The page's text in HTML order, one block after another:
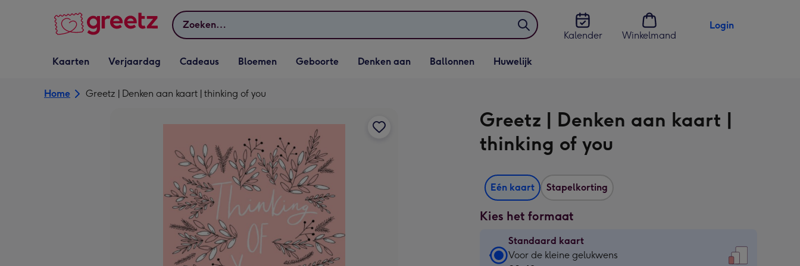
Zoeken
Kalender
Winkelmand
Login
Vervolgkeuzelijst
Kaarten openen
Kaarten
Vervolgkeuzelijst
Verjaardag openen
Verjaardag
Vervolgkeuzelijst
Cadeaus openen
Cadeaus
Vervolgkeuzelijst
Bloemen openen
Bloemen
Vervolgkeuzelijst
Geboorte openen
Geboorte
Vervolgkeuzelijst
Denken aan openen
Denken aan
Vervolgkeuzelijst
Ballonnen openen
Ballonnen
Vervolgkeuzelijst
Huwelijk openen
Huwelijk
Home Greetz | Denken aan kaart | thinking of you
Greetz | Denken aan kaart |
thinking of you
Eén kaart Stapelkorting
Kies het formaat
Standaard kaart
Standaard
Voor de kleine gelukwens